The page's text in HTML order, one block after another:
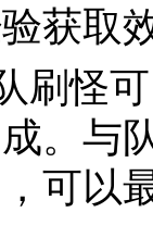
获取
刷怪
。与
可以